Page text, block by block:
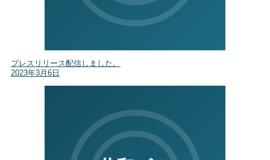
プレスリリース配信しました。
2023年3月6日